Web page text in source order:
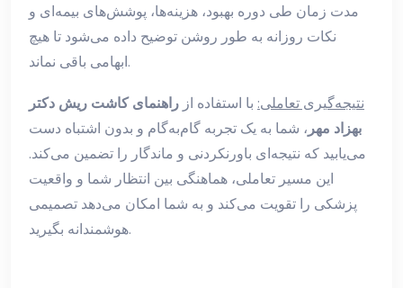
مدت زمان طی دوره بهبود، هزینه‌ها، پوشش‌های بیمه‌ای و
نکات روزانه به طور روشن توضیح داده می‌شود تا هیچ
ابهامی باقی نماند.
نتیجه‌گیری تعاملی: با استفاده از راهنمای کاشت ریش دکتر
بهزاد مهر ، شما به یک تجربه گام‌به‌گام و بدون اشتباه دست
می‌یابید که نتیجه‌ای باورنکردنی و ماندگار را تضمین می‌کند.
این مسیر تعاملی، هماهنگی بین انتظار شما و واقعیت
پزشکی را تقویت می‌کند و به شما امکان می‌دهد تصمیمی
هوشمندانه بگیرید.